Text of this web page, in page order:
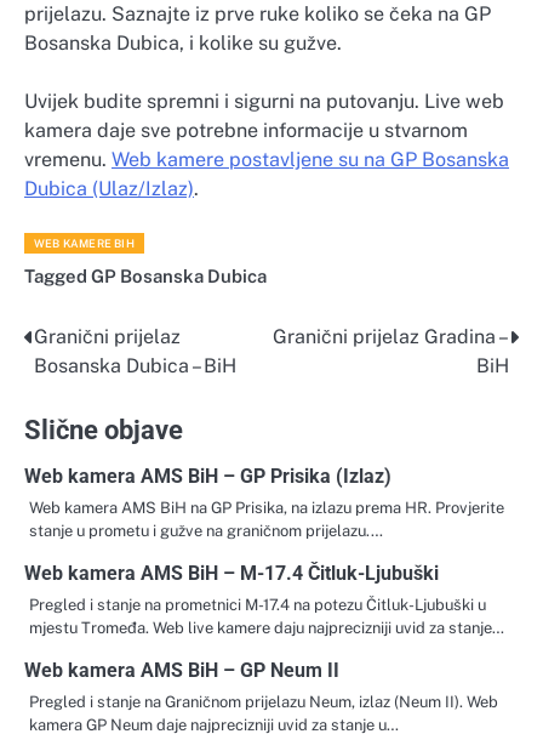
prijelazu. Saznajte iz prve ruke koliko se čeka na GP
Bosanska Dubica, i kolike su gužve.
Uvijek budite spremni i sigurni na putovanju. Live web
kamera daje sve potrebne informacije u stvarnom
vremenu. Web kamere postavljene su na GP Bosanska
Dubica (Ulaz/Izlaz).
WEB KAMERE BIH
Tagged GP Bosanska Dubica
Navigacija
Granični prijelaz
Bosanska Dubica – BiH
Granični prijelaz Gradina –
BiH
Slične objave
Web kamera AMS BiH – GP Prisika (Izlaz)
Web kamera AMS BiH na GP Prisika, na izlazu prema HR. Provjerite
stanje u prometu i gužve na graničnom prijelazu.…
Web kamera AMS BiH – M-17.4 Čitluk-Ljubuški
Pregled i stanje na prometnici M-17.4 na potezu Čitluk-Ljubuški u
mjestu Tromeđa. Web live kamere daju najprecizniji uvid za stanje…
Web kamera AMS BiH – GP Neum II
Pregled i stanje na Graničnom prijelazu Neum, izlaz (Neum II). Web
kamera GP Neum daje najprecizniji uvid za stanje u…